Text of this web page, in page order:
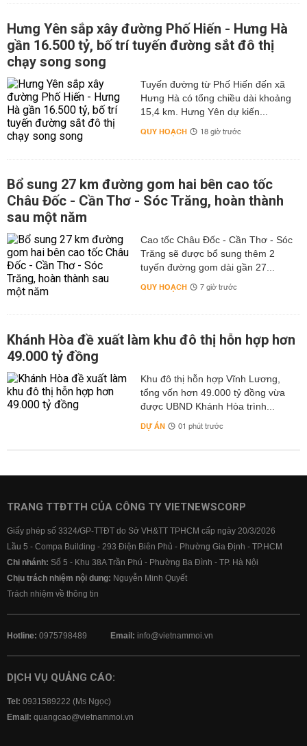
Hưng Yên sắp xây đường Phố Hiến - Hưng Hà
gần 16.500 tỷ, bố trí tuyến đường sắt đô thị
chạy song song
Tuyến đường từ Phố Hiến đến xã
Hưng Hà có tổng chiều dài khoảng
15,4 km. Hưng Yên dự kiến...
QUY HOẠCH 18 giờ trước
Bổ sung 27 km đường gom hai bên cao tốc
Châu Đốc - Cần Thơ - Sóc Trăng, hoàn thành
sau một năm
Cao tốc Châu Đốc - Cần Thơ - Sóc
Trăng sẽ được bổ sung thêm 2
tuyến đường gom dài gần 27...
QUY HOẠCH 7 giờ trước
Khánh Hòa đề xuất làm khu đô thị hỗn hợp hơn
49.000 tỷ đồng
Khu đô thị hỗn hợp Vĩnh Lương,
tổng vốn hơn 49.000 tỷ đồng vừa
được UBND Khánh Hòa trình...
DỰ ÁN 01 phút trước
TRANG TTĐTTH CỦA CÔNG TY VIETNEWSCORP
Giấy phép số 3324/GP-TTĐT do Sở VH&TT TPHCM cấp ngày 20/3/2026
Lầu 5 - Compa Building - 293 Điện Biên Phủ - Phường Gia Định - TP.HCM
Chi nhánh: Số 5 - Khu 38A Trần Phú - Phường Ba Đình - TP. Hà Nội
Chịu trách nhiệm nội dung: Nguyễn Minh Quyết
Trách nhiệm về thông tin
Hotline: 0975798489 Email: info@vietnammoi.vn
DỊCH VỤ QUẢNG CÁO:
Tel: 0931589222 (Ms Ngọc)
Email: quangcao@vietnammoi.vn